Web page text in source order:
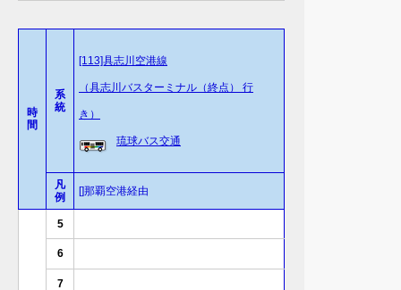
時
間
系
統
[113]具志川空港線
（具志川バスターミナル（終点） 行
き）
琉球バス交通
凡
例
[]那覇空港経由
5
6
7